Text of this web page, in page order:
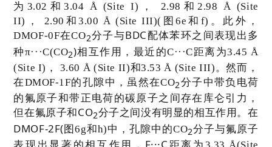
为 3.02 和3.04 Å (Site I) ， 2.98 和2.98 Å (Site
II)
， 2.90 和3.00 Å (Site III)( 图6e 和 f) 。此外，
DMOF-0F在CO2分子与BDC 配体苯环之间表现出多
种π···C(CO2)相互作用，最近的C···C距离为3.45 Å
(Site I) ， 3.60 Å (Site II)和3.53 Å (Site III)。然而，
在DMOF-1F的孔隙中，虽然在CO2分子中带负电荷
的氟原子和带正电荷的碳原子之间存在库仑引力，
但在氟原子和 CO2分子之间没有明显的相互作用。在
DMOF-2F(图6g和h)中，孔隙中的CO2分子与氟原子